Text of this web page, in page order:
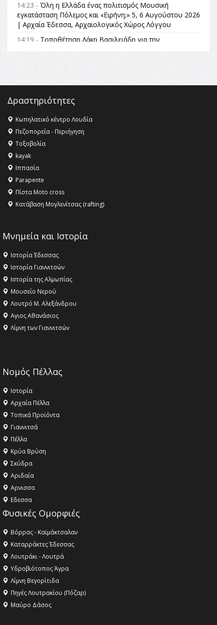
14:23 - Όλη η Ελλάδα ένας πολιτισμός Μουσική
εγκατάσταση Πόλεμος και «Ειρήνη;» 5, 6 Αυγούστου 2026
| Αρχαία Έδεσσα, Αρχαιολογικός Χώρος Λόγγου
14:19 - Τοποθέτηση Λάκη Βασιλειάδη για την
Αναθεώρηση του Συντάγματος: «Σε τέτοιες κορυφαίες
θεσμικές διαδικασίες υπάρχει μόνο η ευθύνη απέναντι
στις επόμενες γενιές»
16:35 -Το πρόγραμμα του ΠΑΟΚ στον δεύτερο γύρο του
16:27 - Όλυμπος: Εντάχθηκε στον Κατάλογο Παγκόσμιας
Κληρονομιάς της UNESCO – Ομόφωνη η απόφαση Ο
Όλυμπος αναγνωρίστηκε ως φυσικό και πολιτιστικό
αγαθό εξέχουσας οικουμενικής αξίας για την
ανθρωπότητα
16:18 -
ΣΤΗΝ ΕΔΕΣΣΑ
Δραστηριότητες
Κωπηλατικό κέντρο Λουδία
Πεζοπορεία - Περιήγηση
Τοξοβολία
kayak
Ιππασία
Parapente
Πίστα Moto cross
Κατάβαση Μογλενίτσας (rafting)
Μνημεία και Ιστορία
Ιστορία Έδεσσας
Ιστορία Γιαννιτσών
Ιστορία της Αλμωπίας
Μουσείο Νερού
Λουτρό Μ. Αλεξάνδρου
Αγιος Αθανάσιος
Λίμνη των Γιαννιτσών
Νομός Πέλλας
Ιστορία
Αρχαία Πέλλα
Τοπικά Προϊόντα
Γιαννιτσά
Πέλλα
Κρύα Βρύση
Σκύδρα
Αριδαία
Aρνισσα
Eδεσσα
Φυσικές Ομορφιές
Βόρρας - Καϊμάκτσαλαν
Καταρράκτες Έδεσσας
Λουτράκι - Λουτρά
Υδροβιότοπος Άγρα
Λίμνη Βεγορίτιδα
Πηγές Λουτρακίου (Πόζαρ)
Μαύρο Δάσος